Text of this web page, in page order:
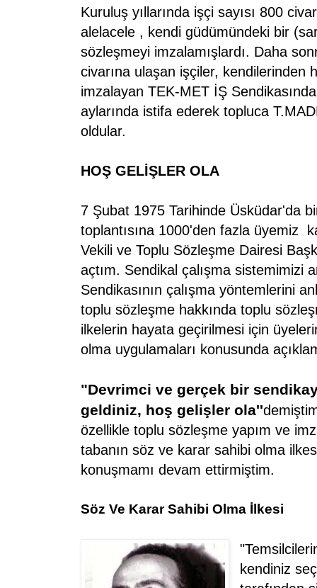
Kuruluş yıllarında işçi sayısı 800
alelacele , kendi güdümündeki bir
sözleşmeyi imzalamışlardı. Daha
civarına ulaşan işçiler, kendilerinden
imzalayan TEK-MET İŞ
aylarında istifa ederek topluca
oldular.
HOŞ GELİŞLER OLA
7 Şubat 1975 Tarihinde Üsküdar'da
toplantısına 1000'den fazla üyemiz
Vekili ve Toplu Sözleşme Dairesi
açtım. Sendikal çalışma sistemimizi
Sendikasının çalışma yöntemlerini
toplu sözleşme hakkında toplu
ilkelerin hayata geçirilmesi için
olma uygulamaları konusunda
"Devrimci ve gerçek bir
geldiniz, hoş gelişler ola''
özellikle toplu sözleşme yapım ve
tabanın söz ve karar sahibi olma
konuşmamı devam ettirmiştim.
Söz Ve Karar Sahibi Olma İlkesi
kendiniz